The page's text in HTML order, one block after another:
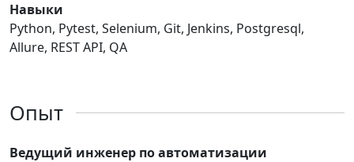
Навыки
Python, Pytest, Selenium, Git, Jenkins, Postgresql,
Allure, REST API, QA
Опыт
Ведущий инженер по автоматизации